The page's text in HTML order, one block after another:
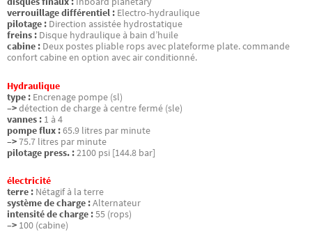
verrouillage différentiel : Electro-hydraulique
pilotage : Direction assistée hydrostatique
freins : Disque hydraulique à bain d’huile
cabine : Deux postes pliable rops avec plateforme plate. commande
confort cabine en option avec air conditionné.
Hydraulique
type : Encrenage pompe (sl)
–>détection de charge à centre fermé (sle)
vannes : 1 à 4
pompe flux :65.9 litres par minute
–>75.7 litres par minute
pilotage press. :2100 psi [144.8 bar]
électricité
terre : Nétagif à la terre
système de charge :Alternateur
intensité de charge :55 (rops)
–> 100 (cabine)